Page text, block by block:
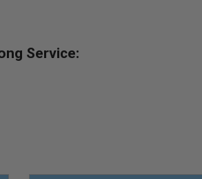
Service: